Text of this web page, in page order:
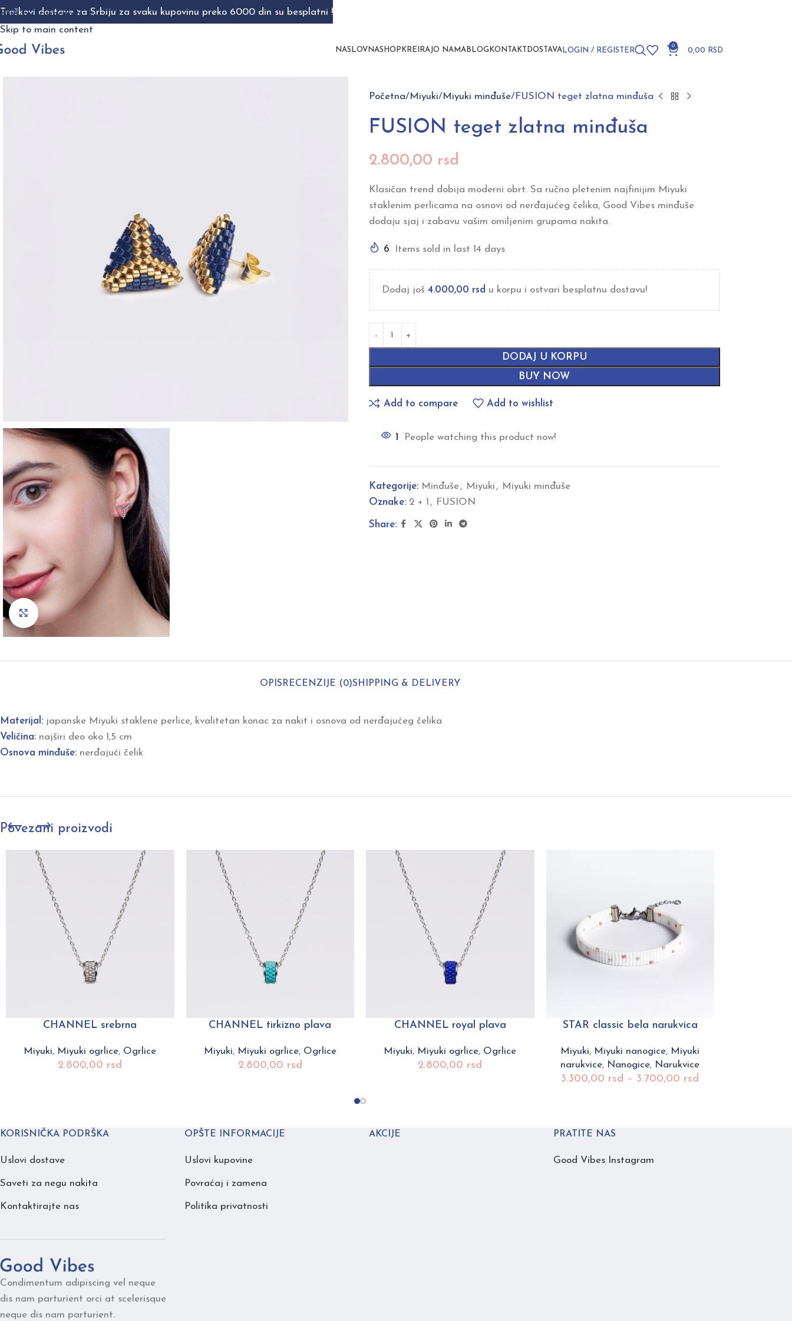
Skip to navigation
Skip to main content
NASLOVNASHOP KREIRAJO NAMA BLOG KONTAKT DOSTAVA LOGIN / REGISTER
0
0,00 RSD
Click to enlarge
Početna Miyuki Miyuki minđuše FUSION teget zlatna minđuša
FUSION teget zlatna minđuša
2.800,00 rsd
Klasičan trend dobija moderni obrt. Sa ručno pletenim najfinijim Miyuki
staklenim perlicama na osnovi od nerđajućeg čelika, Good Vibes minđuše
dodaju sjaj i zabavu vašim omiljenim grupama nakita.
6 Items sold in last 14 days
Dodaj još 4.000,00 rsd u korpu i ostvari besplatnu dostavu!
DODAJ U KORPU
BUY NOW
Add to compare Add to wishlist
1 People watching this product now!
Kategorije: Minđuše, Miyuki , Miyuki minđuše
Oznake: 2 + 1 , FUSION
Share:
OPIS RECENZIJE (0)SHIPPING & DELIVERY
Materijal: japanske Miyuki staklene perlice, kvalitetan konac za nakit i osnova od nerđajućeg čelika
Veličina: najširi deo oko 1,5 cm
Osnova minđuše: nerđajući čelik
Povezani proizvodi
CHANNEL srebrna
Miyuki, Miyuki ogrlice, Ogrlice
2.800,00 rsd
CHANNEL tirkizno plava
Miyuki, Miyuki ogrlice, Ogrlice
2.800,00 rsd
CHANNEL royal plava
Miyuki, Miyuki ogrlice, Ogrlice
2.800,00 rsd
STAR classic bela narukvica
Miyuki, Miyuki nanogice, Miyuki
narukvice, Nanogice, Narukvice
3.300,00 rsd – 3.700,00 rsd
KORISNIČKA PODRŠKA
Uslovi dostave
Saveti za negu nakita
Kontaktirajte nas
Condimentum adipiscing vel neque
dis nam parturient orci at scelerisque
neque dis nam parturient.
OPŠTE INFORMACIJE
Uslovi kupovine
Povraćaj i zamena
Politika privatnosti
AKCIJE PRATITE NAS
Good Vibes Instagram
Troškovi dostave za Srbiju za svaku kupovinu preko 6000 din su besplatni !